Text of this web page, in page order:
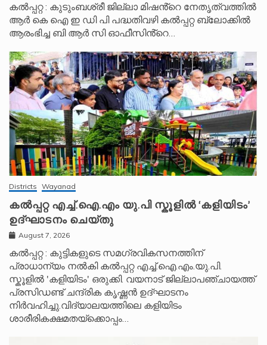
കൽപ്പറ്റ : കുടുംബശ്രീ ജില്ലാ മിഷൻ്റെ നേതൃത്വത്തിൽ
ആർ കെ ഐ ഇ ഡി പി പദ്ധതിവഴി കൽപ്പറ്റ ബ്ലോക്കിൽ
ആരംഭിച്ച ബി ആർ സി ഓഫീസിൻ്റെ…
Districts Wayanad
കൽപ്പറ്റ എച്ച്.ഐ.എം യു.പി സ്കൂ‌ളിൽ ‘കളിയിടം’
ഉദ്ഘാടനം ചെയ്തു
August 7, 2026
കൽപ്പറ്റ : കുട്ടികളുടെ സമഗ്രവികസനത്തിന്
പ്രാധാന്യം നൽകി കൽപ്പറ്റ എച്ച്.ഐ.എം.യു.പി.
സ്കൂ‌ളിൽ 'കളിയിടം' ഒരുക്കി. വയനാട് ജില്ലാപഞ്ചായത്ത്
പ്രസിഡണ്ട് ചന്ദ്രിക കൃഷ്ണൻ ഉദ്ഘാടനം
നിർവഹിച്ചു.വിദ്യാലയത്തിലെ കളിയിടം
ശാരീരികക്ഷമതയ്‌ക്കൊപ്പം…